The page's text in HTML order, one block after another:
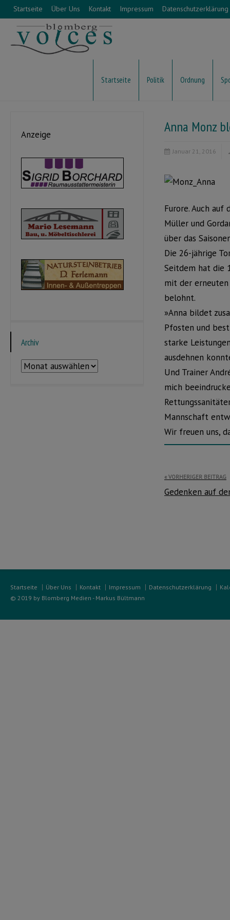
Startseite Über Uns Kontakt Impressum Datenschutzerklärung
Startseite Politik Ordnung
Anna Monz
Januar 21, 2016
Furore. Auch
Müller und
über das
Die 26-jährige
Seitdem hat die
mit der
belohnt.
»Anna bildet
Pfosten und
starke
ausdehnen
Und Trainer
mich
Mannschaft
Wir freuen uns,
VORHERIGER BEITRAG
Gedenken auf
Anzeige
Archiv
Archiv
Startseite Über Uns Kontakt Impressum Datenschutzerklärung
© 2019 by Blomberg Medien - Markus Bültmann